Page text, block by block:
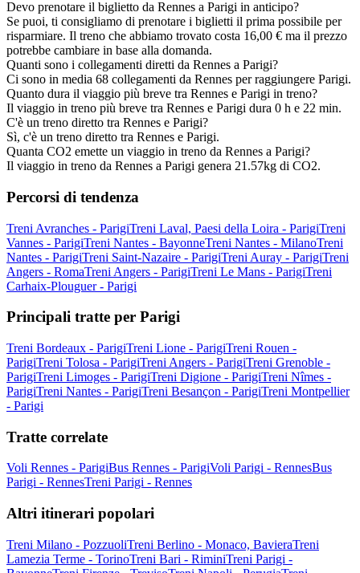
Devo prenotare il biglietto da Rennes a Parigi in anticipo?
Se puoi, ti consigliamo di prenotare i biglietti il prima possibile per
risparmiare. Il treno che abbiamo trovato costa 16,00 € ma il prezzo
potrebbe cambiare in base alla domanda.
Quanti sono i collegamenti diretti da Rennes a Parigi?
Ci sono in media 68 collegamenti da Rennes per raggiungere Parigi.
Quanto dura il viaggio più breve tra Rennes e Parigi in treno?
Il viaggio in treno più breve tra Rennes e Parigi dura 0 h e 22 min.
C'è un treno diretto tra Rennes e Parigi?
Sì, c'è un treno diretto tra Rennes e Parigi.
Quanta CO2 emette un viaggio in treno da Rennes a Parigi?
Il viaggio in treno da Rennes a Parigi genera 21.57kg di CO2.
Percorsi di tendenza
Treni Avranches - ParigiTreni Laval, Paesi della Loira - ParigiTreni
Vannes - ParigiTreni Nantes - BayonneTreni Nantes - MilanoTreni
Nantes - ParigiTreni Saint-Nazaire - ParigiTreni Auray - ParigiTreni
Angers - RomaTreni Angers - ParigiTreni Le Mans - ParigiTreni
Carhaix-Plouguer - Parigi
Principali tratte per Parigi
Treni Bordeaux - ParigiTreni Lione - ParigiTreni Rouen -
ParigiTreni Tolosa - ParigiTreni Angers - ParigiTreni Grenoble -
ParigiTreni Limoges - ParigiTreni Digione - ParigiTreni Nîmes -
ParigiTreni Nantes - ParigiTreni Besançon - ParigiTreni Montpellier
- Parigi
Tratte correlate
Voli Rennes - ParigiBus Rennes - ParigiVoli Parigi - RennesBus
Parigi - RennesTreni Parigi - Rennes
Altri itinerari popolari
Treni Milano - PozzuoliTreni Berlino - Monaco, BavieraTreni
Lamezia Terme - TorinoTreni Bari - RiminiTreni Parigi -